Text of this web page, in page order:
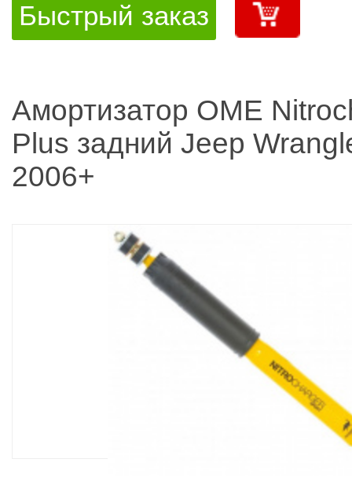
Быстрый заказ
Амортизатор OME
Plus задний Jeep
2006+